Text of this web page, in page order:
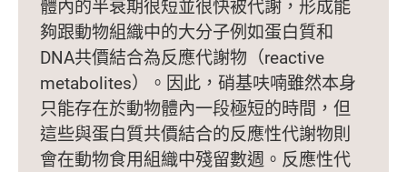
體內的半衰期很短並很快被代謝，形成能
夠跟動物組織中的大分子例如蛋白質和
DNA共價結合為反應代謝物（reactive
metabolites）。因此，硝基呋喃雖然本身
只能存在於動物體內一段極短的時間，但
這些與蛋白質共價結合的反應性代謝物則
會在動物食用組織中殘留數週。反應性代